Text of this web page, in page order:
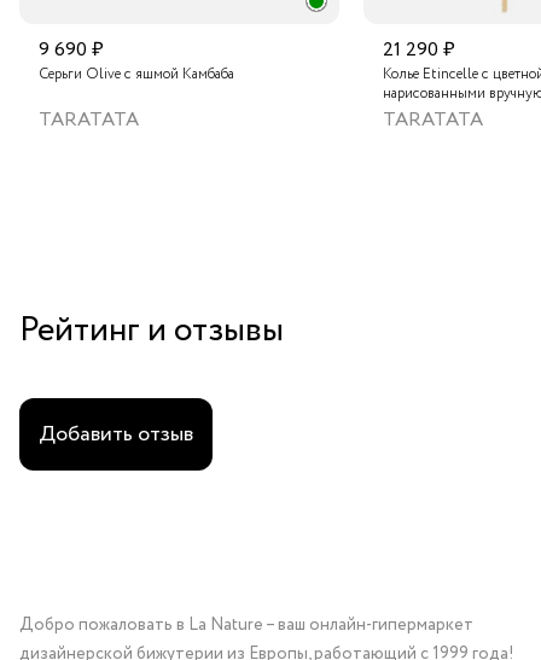
9 690 ₽
Серьги Olive с яшмой Камбаба
TARATATA
21 290 ₽
Колье Etincelle с
нарисованными
слюдяным порошком,
стеклянными бусинам
TARATATA
Рейтинг и отзывы
Добавить отзыв
Добро пожаловать в La Nature – ваш онлайн-гипермаркет
дизайнерской бижутерии из Европы, работающий с 1999 года!